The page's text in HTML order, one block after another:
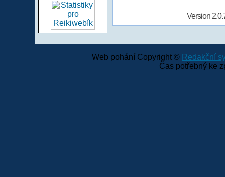
Version
Web pohání Copyright © Redakční
Čas potřebný ke